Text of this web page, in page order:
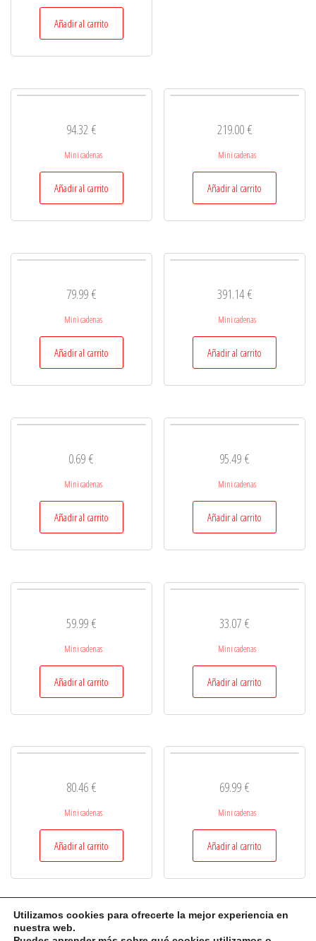
Añadir al carrito
94.32 €
Mini cadenas
Añadir al carrito
219.00 €
Mini cadenas
Añadir al carrito
79.99 €
Mini cadenas
Añadir al carrito
391.14€
Mini cadenas
Añadir al carrito
0.69€
Mini cadenas
Añadir al carrito
95.49€
Mini cadenas
Añadir al carrito
59.99 €
Mini cadenas
Añadir al carrito
33.07€
Mini cadenas
Añadir al carrito
80.46 €
Mini cadenas
Añadir al carrito
69.99€
Mini cadenas
Añadir al carrito
Utilizamos cookies para ofrecerte la mejor experiencia en
nuestra web.